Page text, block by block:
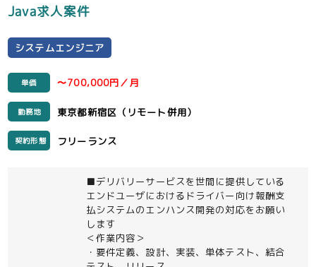
Java求人案件
システムエンジニア
単価 〜700,000円／月
勤務地 東京都新宿区（リモート併用）
契約形態 フリーランス
■デリバリーサービスを世間に提供している
エンドユーザにおけるドライバー向け報酬支
払システムのエンハンス開発の対応をお願い
します
＜作業内容＞
・要件定義、設計、実装、単体テスト、結合